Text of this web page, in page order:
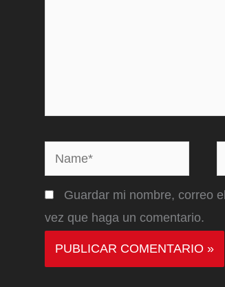
Name*
Guardar mi nombre, correo
vez que haga un comentario.